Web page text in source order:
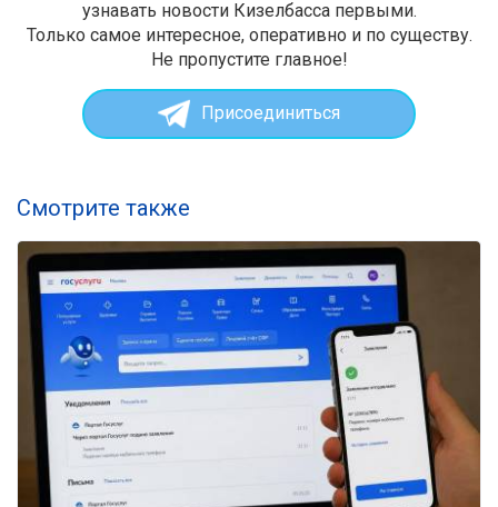
узнавать новости Кизелбасса первыми.
Только самое интересное, оперативно и по существу.
Не пропустите главное!
Присоединиться
Смотрите также